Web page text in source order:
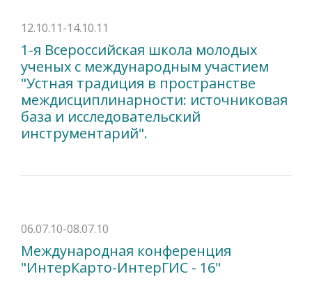
12.10.11-14.10.11
1-я Всероссийская школа молодых
ученых с международным участием
"Устная традиция в пространстве
междисциплинарности: источниковая
база и исследовательский
инструментарий".
06.07.10-08.07.10
Международная конференция
"ИнтерКарто-ИнтерГИС - 16"